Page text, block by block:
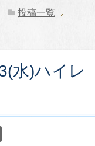
投稿一覧
水)ハイレ